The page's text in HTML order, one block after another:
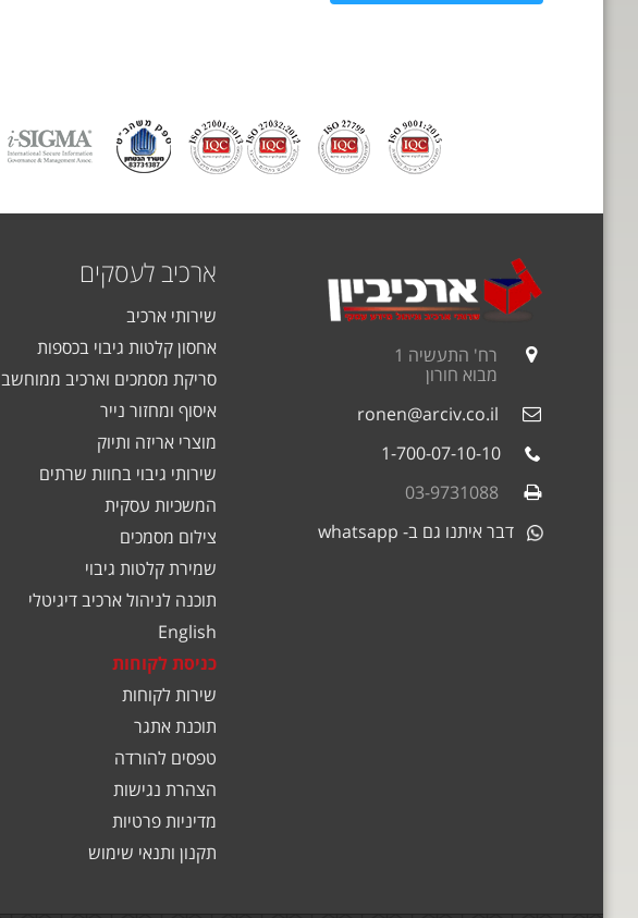
ארכיב לעסקים
שירותי ארכיב
אחסון קלטות גיבוי בכספות
סריקת מסמכים וארכיב ממוחשב
איסוף ומחזור נייר
מוצרי אריזה ותיוק
שירותי גיבוי בחוות שרתים
המשכיות עסקית
צילום מסמכים
שמירת קלטות גיבוי
תוכנה לניהול ארכיב דיגיטלי
English
כניסת לקוחות
שירות לקוחות
תוכנת אתגר
טפסים להורדה
הצהרת נגישות
מדיניות פרטיות
תקנון ותנאי שימוש
רח' התעשיה 1
מבוא חורון
ronen@arciv.co.il
1-700-07-10-10
03-9731088
דבר איתנו גם ב- whatsapp